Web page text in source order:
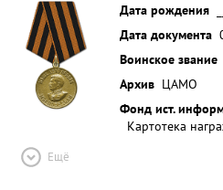
Дата рождения
Дата документа
Воинское звание
Архив ЦАМО
Фонд ист.
Картотека
Ещё